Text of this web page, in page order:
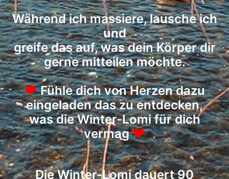
Während ich massiere, lausche ich
und
greife das auf, was dein Körper dir
gerne mitteilen möchte.
♥Fühle dich von Herzen dazu
eingeladen das zu entdecken,
was die Winter-Lomi für dich
vermag♥
Die Winter-Lomi dauert 90